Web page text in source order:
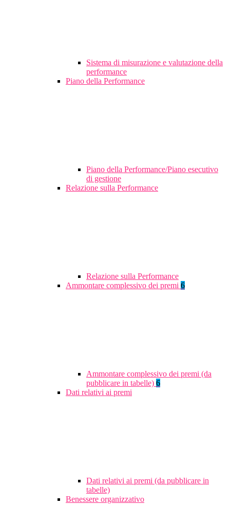
Sistema di misurazione e valutazione della
performance
Piano della Performance
Piano della Performance/Piano esecutivo
di gestione
Relazione sulla Performance
Relazione sulla Performance
Ammontare complessivo dei premi 6
Ammontare complessivo dei premi (da
pubblicare in tabelle) 6
Dati relativi ai premi
Dati relativi ai premi (da pubblicare in
tabelle)
Benessere organizzativo